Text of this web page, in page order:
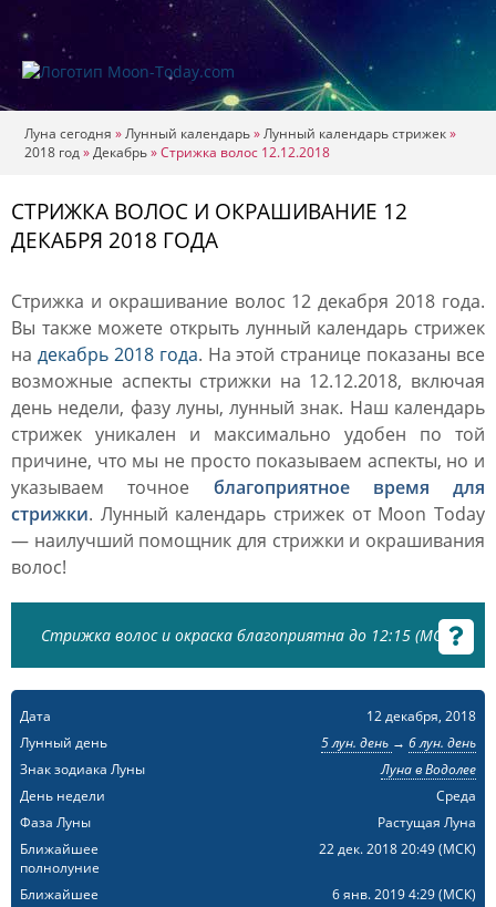
Луна сегодня »Лунный календарь»Лунный календарь стрижек»
2018 год»Декабрь»Стрижка волос 12.12.2018
СТРИЖКА ВОЛОС И ОКРАШИВАНИЕ 12
ДЕКАБРЯ 2018 ГОДА
Стрижка и окрашивание волос 12 декабря 2018 года.
Вы также можете открыть лунный календарь стрижек
на декабрь 2018 года. На этой странице показаны все
возможные аспекты стрижки на 12.12.2018, включая
день недели, фазу луны, лунный знак. Наш календарь
стрижек уникален и максимально удобен по той
причине, что мы не просто показываем аспекты, но и
указываем точное благоприятное время для
стрижки. Лунный календарь стрижек от Moon Today
— наилучший помощник для стрижки и окрашивания
волос!
Стрижка волос и окраска благоприятна до 12:15 (МСК)
Дата
12 декабря, 2018
Лунный день
5 лун. день → 6 лун. день
Знак зодиака Луны
Луна в Водолее
День недели
Среда
Фаза Луны
Растущая Луна
Ближайшее
полнолуние
22 дек. 2018 20:49(МСК)
Ближайшее
6 янв. 2019 4:29(МСК)